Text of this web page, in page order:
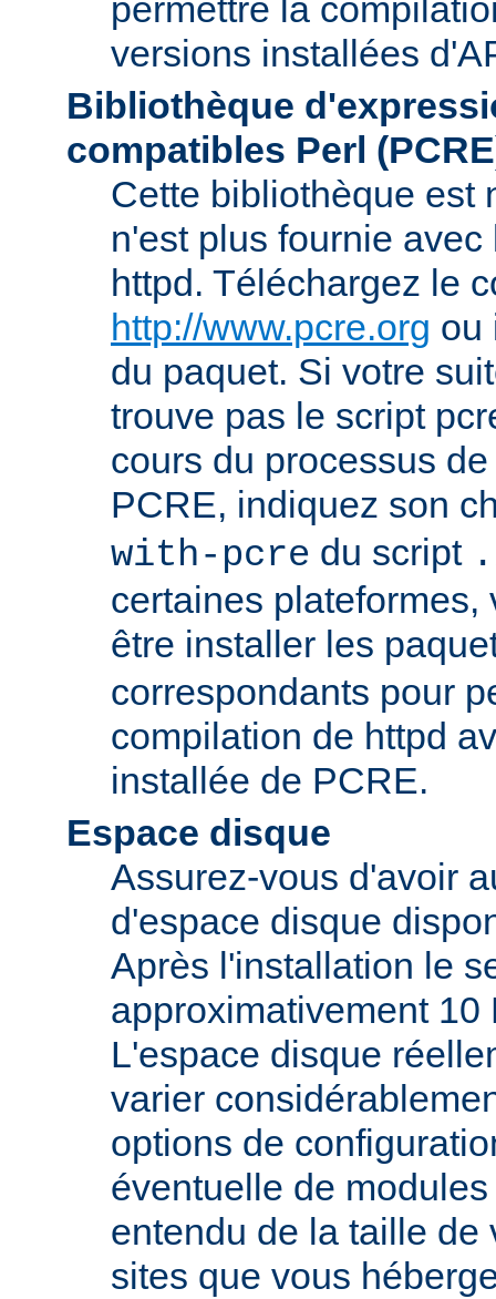
permettre la
versions installées
Bibliothèque
compatibles Perl
Cette bibliothèque est
n'est plus fournie
httpd. Téléchargez le
http://www.pcre.org ou
du paquet. Si votre
trouve pas le script
cours du processus
PCRE, indiquez son
with-pcre du script
certaines plateformes,
être installer les
correspondants pour
compilation de httpd
installée de PCRE.
Espace disque
Assurez-vous d'avoir
d'espace disque
Après l'installation le
approximativement
L'espace disque
varier
options de
éventuelle de
entendu de la taille de
sites que vous